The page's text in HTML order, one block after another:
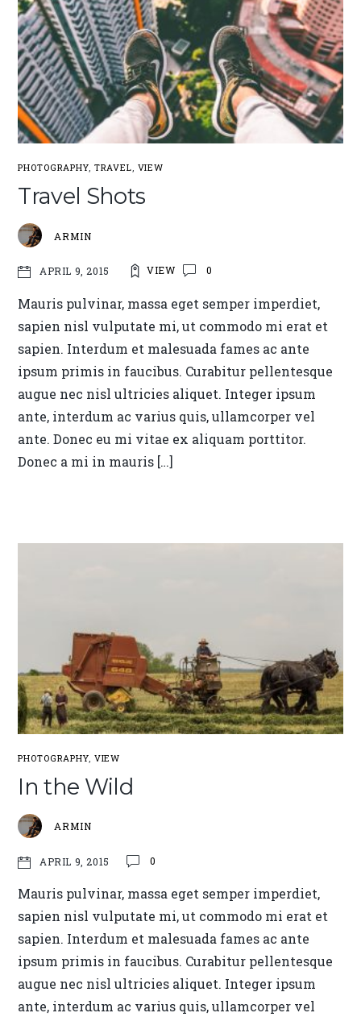
PHOTOGRAPHY, TRAVEL, VIEW
Travel Shots
ARMIN
APRIL 9, 2015 VIEW 0
Mauris pulvinar, massa eget semper imperdiet,
sapien nisl vulputate mi, ut commodo mi erat et
sapien. Interdum et malesuada fames ac ante
ipsum primis in faucibus. Curabitur pellentesque
augue nec nisl ultricies aliquet. Integer ipsum
ante, interdum ac varius quis, ullamcorper vel
ante. Donec eu mi vitae ex aliquam porttitor.
Donec a mi in mauris […]
PHOTOGRAPHY, VIEW
In the Wild
ARMIN
APRIL 9, 2015 0
Mauris pulvinar, massa eget semper imperdiet,
sapien nisl vulputate mi, ut commodo mi erat et
sapien. Interdum et malesuada fames ac ante
ipsum primis in faucibus. Curabitur pellentesque
augue nec nisl ultricies aliquet. Integer ipsum
ante, interdum ac varius quis, ullamcorper vel